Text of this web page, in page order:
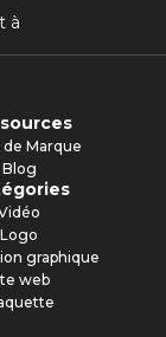
à
Marque
Blog
Logo
graphique
web